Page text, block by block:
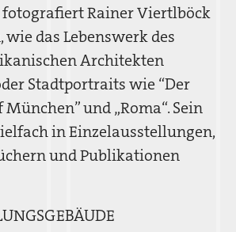
Rainer Viertlböck
das Lebenswerk des
Architekten
Stadtportraits wie “Der
und „Roma“. Sein
in Einzelausstellungen,
und Publikationen